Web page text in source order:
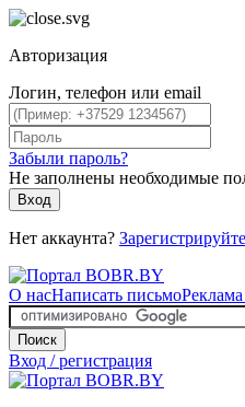
Авторизация
Логин, телефон или email
Забыли пароль?
Не заполнены необходимые
Вход
Нет аккаунта?
О насНаписать письмо
Поиск
Вход / регистрация